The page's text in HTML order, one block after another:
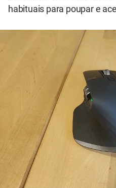
habituais para poupar e